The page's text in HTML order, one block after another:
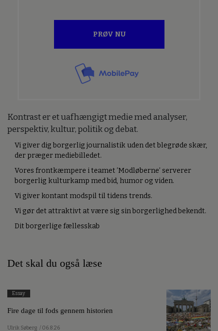
PRØV NU
Kontrast er et uafhængigt medie med analyser,
perspektiv, kultur, politik og debat.
Vi giver dig borgerlig journalistik uden det blegrøde skær,
der præger mediebilledet.
Vores frontkæmpere i teamet ’Modløberne’ serverer
borgerlig kulturkamp med bid, humor og viden.
Vi giver kontant modspil til tidens trends.
Vi gør det attraktivt at være sig sin borgerlighed bekendt.
Dit borgerlige fællesskab
Det skal du også læse
Essay
Fire dage til fods gennem historien
Ulrik Søberg / 06.8.26